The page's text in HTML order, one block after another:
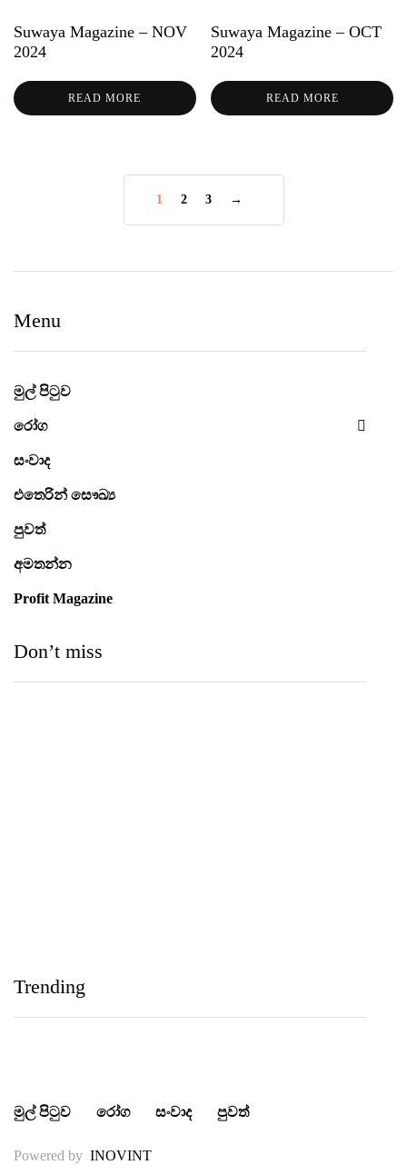
Suwaya Magazine – NOV
2024
READ MORE
Suwaya Magazine – OCT
2024
READ MORE
1 2 3 →
Menu
මුල් පිටුව
රෝග
සංවාද
එතෙරින් සෞඛ්‍ය
පුවත්
අමතන්න
Profit Magazine
Don’t miss
පෙළෙන් පසු ගෝලීය සෞඛ්‍ය වෘත්තිවලට නව
මාවතක් විවර කරයි
Trending
මුල් පිටුව රෝග සංවාද පුවත්
Powered by INOVINT